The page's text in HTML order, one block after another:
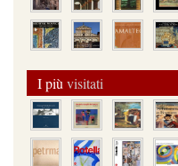
I piùvisitati